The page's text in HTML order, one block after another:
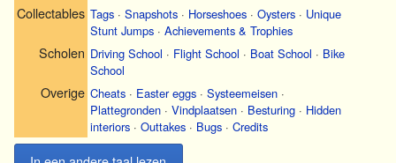
Collectables Tags · Snapshots · Horseshoes · Oysters · Unique
Stunt Jumps · Achievements & Trophies
Scholen Driving School · Flight School · Boat School · Bike
School
Overige Cheats · Easter eggs · Systeemeisen ·
Plattegronden · Vindplaatsen · Besturing · Hidden
interiors · Outtakes · Bugs · Credits